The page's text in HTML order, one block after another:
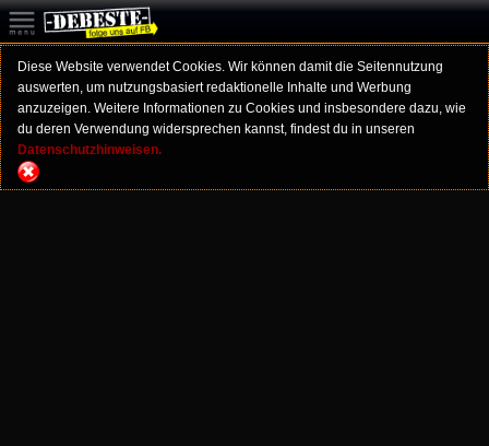
Diese Website verwendet Cookies. Wir können damit die Seitennutzung
auswerten, um nutzungsbasiert redaktionelle Inhalte und Werbung
anzuzeigen. Weitere Informationen zu Cookies und insbesondere dazu, wie
du deren Verwendung widersprechen kannst, findest du in unseren
Datenschutzhinweisen.